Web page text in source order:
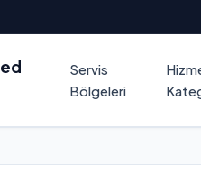
Servis
Bölgeleri